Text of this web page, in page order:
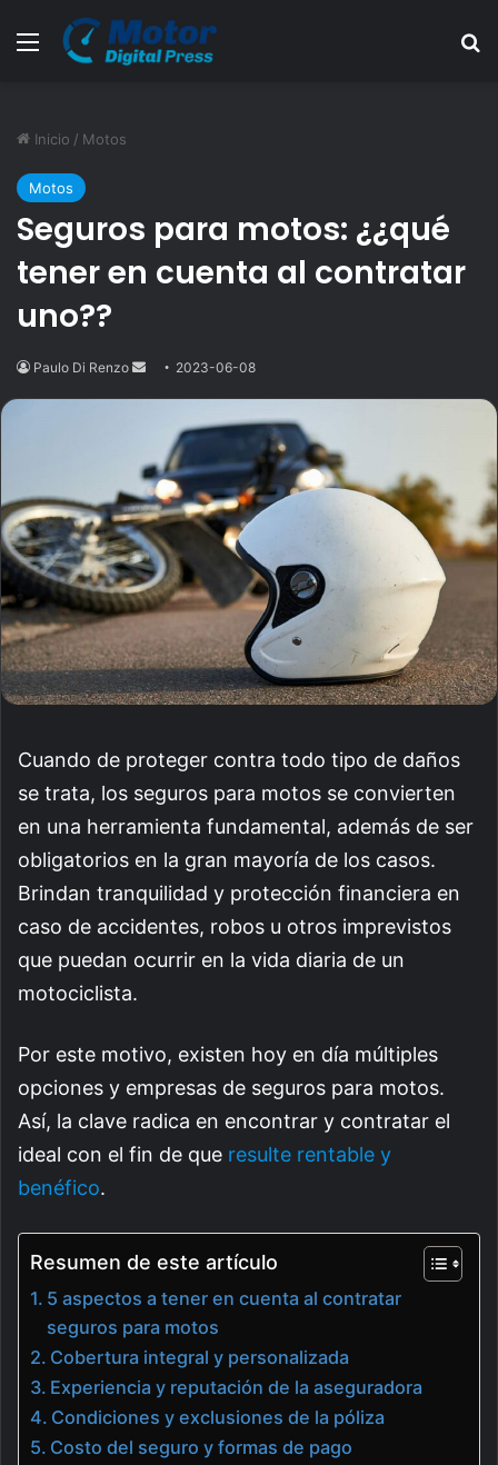
Menú
Inicio / Motos
Motos
Seguros para motos: ¿¿qué
tener en cuenta al contratar
uno??
Paulo Di Renzo
Send2023-06-08
Cuando de proteger contra todo tipo de daños
se trata, los seguros para motos se convierten
en una herramienta fundamental, además de ser
obligatorios en la gran mayoría de los casos.
Brindan tranquilidad y protección financiera en
caso de accidentes, robos u otros imprevistos
que puedan ocurrir en la vida diaria de un
motociclista.
Por este motivo, existen hoy en día múltiples
opciones y empresas de seguros para motos.
Así, la clave radica en encontrar y contratar el
ideal con el fin de que resulte rentable y
benéfico.
Resumen de este artículo
5 aspectos a tener en cuenta al contratar
seguros para motos
Cobertura integral y personalizada
Experiencia y reputación de la aseguradora
Condiciones y exclusiones de la póliza
Costo del seguro y formas de pago